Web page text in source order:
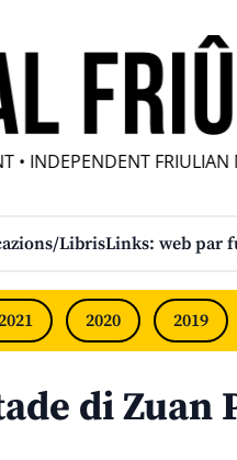
FRIULIAN
LibrisLinks: web par
2020 2019
di Zuan